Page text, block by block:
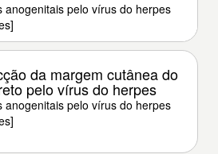
anogenitais pelo vírus do herpes
da margem cutânea do
pelo vírus do herpes
anogenitais pelo vírus do herpes